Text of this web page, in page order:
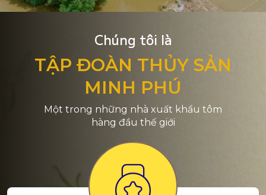
Chúng tôi là
TẬP ĐOÀN THỦY SẢN
MINH PHÚ
Một trong những nhà xuất khẩu tôm
hàng đầu thế giới